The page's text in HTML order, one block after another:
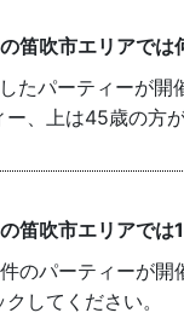
笛吹市エリアでは
たパーティーが
、上は45歳の方
笛吹市エリアでは
のパーティーが
してください。